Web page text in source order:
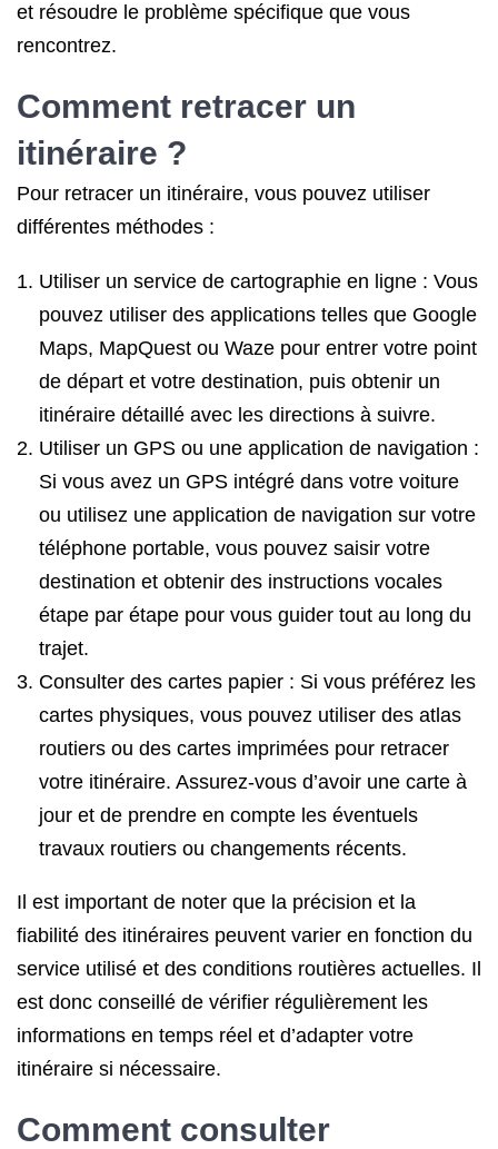
et résoudre le problème spécifique que vous
rencontrez.
Comment retracer un
itinéraire ?
Pour retracer un itinéraire, vous pouvez utiliser
différentes méthodes :
Utiliser un service de cartographie en ligne : Vous
pouvez utiliser des applications telles que Google
Maps, MapQuest ou Waze pour entrer votre point
de départ et votre destination, puis obtenir un
itinéraire détaillé avec les directions à suivre.
Utiliser un GPS ou une application de navigation :
Si vous avez un GPS intégré dans votre voiture
ou utilisez une application de navigation sur votre
téléphone portable, vous pouvez saisir votre
destination et obtenir des instructions vocales
étape par étape pour vous guider tout au long du
trajet.
Consulter des cartes papier : Si vous préférez les
cartes physiques, vous pouvez utiliser des atlas
routiers ou des cartes imprimées pour retracer
votre itinéraire. Assurez-vous d’avoir une carte à
jour et de prendre en compte les éventuels
travaux routiers ou changements récents.
Il est important de noter que la précision et la
fiabilité des itinéraires peuvent varier en fonction du
service utilisé et des conditions routières actuelles. Il
est donc conseillé de vérifier régulièrement les
informations en temps réel et d’adapter votre
itinéraire si nécessaire.
Comment consulter